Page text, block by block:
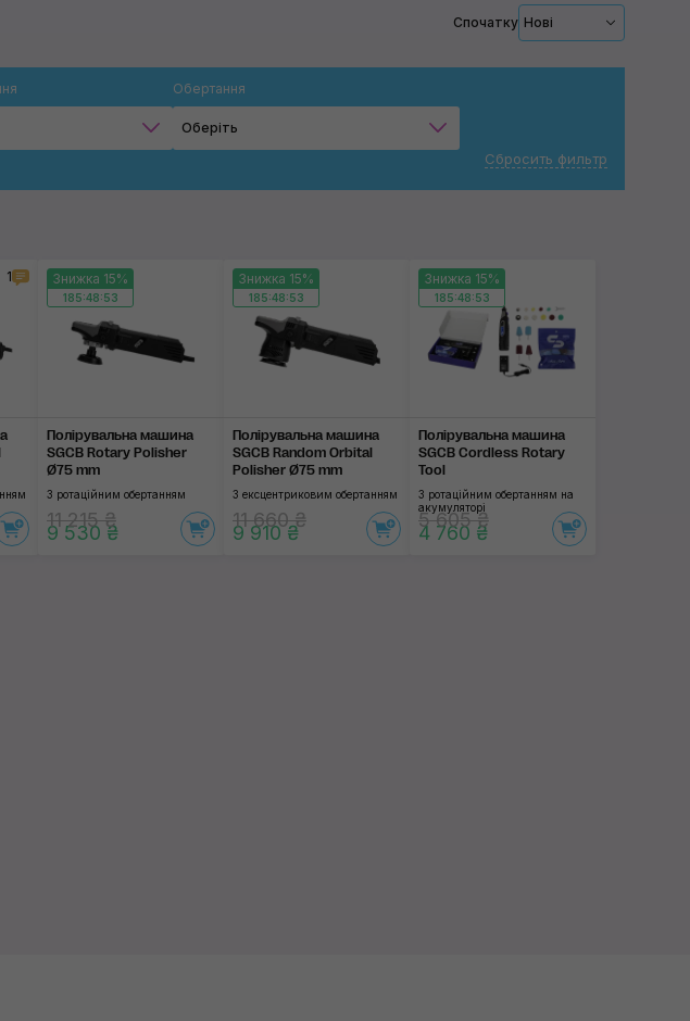
Спочатку Нові
Обертання
Оберіть
Застосувати
Сбросить фильтр
1 Знижка 15%
185:48:53
Полірувальна машина
SGCB Rotary Polisher
Ø75 mm
З ротаційним обертанням
11 215 ₴
9 530 ₴
Знижка 15%
185:48:53
Полірувальна машина
SGCB Random Orbital
Polisher Ø75 mm
З ексцентриковим обертанням
11 660 ₴
9 910 ₴
Знижка 15%
185:48:53
Полірувальна машина
SGCB Cordless Rotary
Tool
З ротаційним обертанням на
акумуляторі
5 605 ₴
4 760 ₴